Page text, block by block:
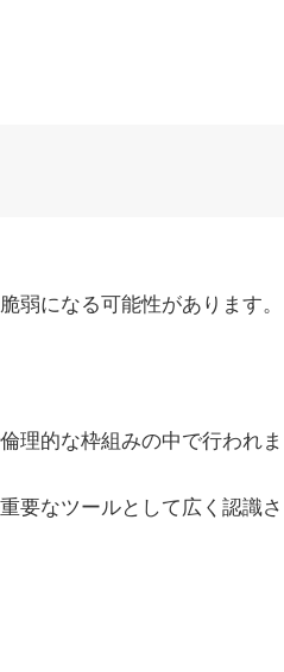
弱になる可能性があります。
理的な枠組みの中で行われま
要なツールとして広く認識さ